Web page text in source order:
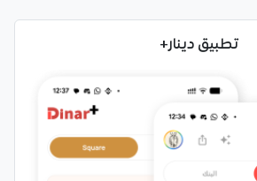
تطبيق دينار+